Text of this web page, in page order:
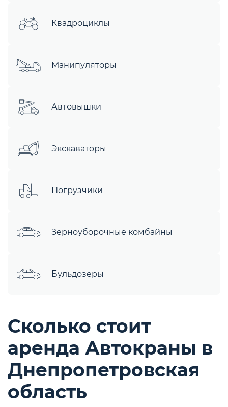
Квадроциклы
Манипуляторы
Автовышки
Экскаваторы
Погрузчики
Зерноуборочные комбайны
Бульдозеры
Сколько стоит
аренда Автокраны в
Днепропетровская
область